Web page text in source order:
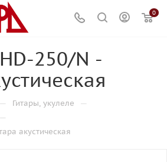
0
250/N -
— Гитары, укулеле —
—
акустическая